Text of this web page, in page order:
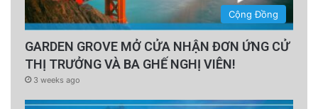
Cộng Đồng
GARDEN GROVE MỞ CỬA NHẬN ĐƠN ỨNG CỬ
THỊ TRƯỞNG VÀ BA GHẾ NGHỊ VIÊN!
3 weeks ago